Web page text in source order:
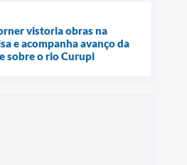
vistoria obras na
e acompanha avanço da
sobre o rio Curupi